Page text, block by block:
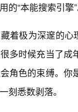
的“本能搜索引擎
着极为深邃的心
多时候充当了
角色的束缚。
刻悉数剥落。